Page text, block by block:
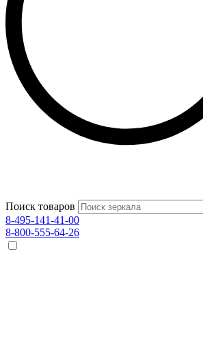
Поиск товаров
8-495-141-41-00
8-800-555-64-26